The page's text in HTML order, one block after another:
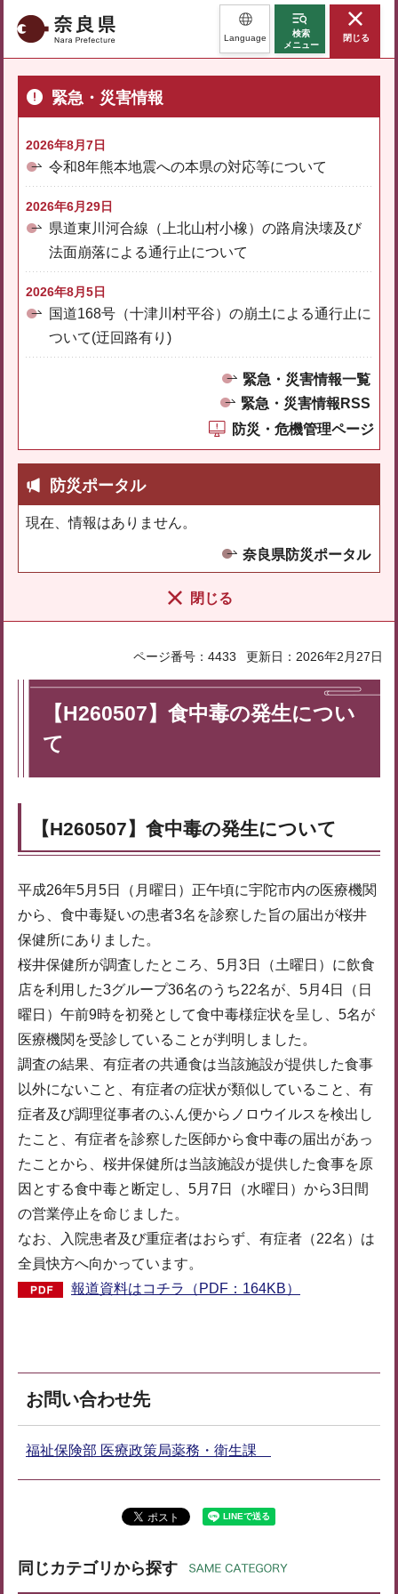
奈良県 Language
検索
メニュー
閉じる
緊急・災害情報
2026年8月7日
令和8年熊本地震への本県の対応等について
2026年6月29日
県道東川河合線（上北山村小橡）の路肩決壊及び
法面崩落による通行止について
2026年8月5日
国道168号（十津川村平谷）の崩土による通行止に
ついて(迂回路有り)
緊急・災害情報一覧
緊急・災害情報RSS
防災・危機管理ページ
防災ポータル
現在、情報はありません。
奈良県防災ポータル
閉じる
ページ番号：4433 更新日：2026年2月27日
【H260507】食中毒の発生につい
て
【H260507】食中毒の発生について
平成26年5月5日（月曜日）正午頃に宇陀市内の医療機関
から、食中毒疑いの患者3名を診察した旨の届出が桜井
保健所にありました。
桜井保健所が調査したところ、5月3日（土曜日）に飲食
店を利用した3グループ36名のうち22名が、5月4日（日
曜日）午前9時を初発として食中毒様症状を呈し、5名が
医療機関を受診していることが判明しました。
調査の結果、有症者の共通食は当該施設が提供した食事
以外にないこと、有症者の症状が類似していること、有
症者及び調理従事者のふん便からノロウイルスを検出し
たこと、有症者を診察した医師から食中毒の届出があっ
たことから、桜井保健所は当該施設が提供した食事を原
因とする食中毒と断定し、5月7日（水曜日）から3日間
の営業停止を命じました。
なお、入院患者及び重症者はおらず、有症者（22名）は
全員快方へ向かっています。
報道資料はコチラ（PDF：164KB）
お問い合わせ先
福祉保険部 医療政策局薬務・衛生課
同じカテゴリから探す